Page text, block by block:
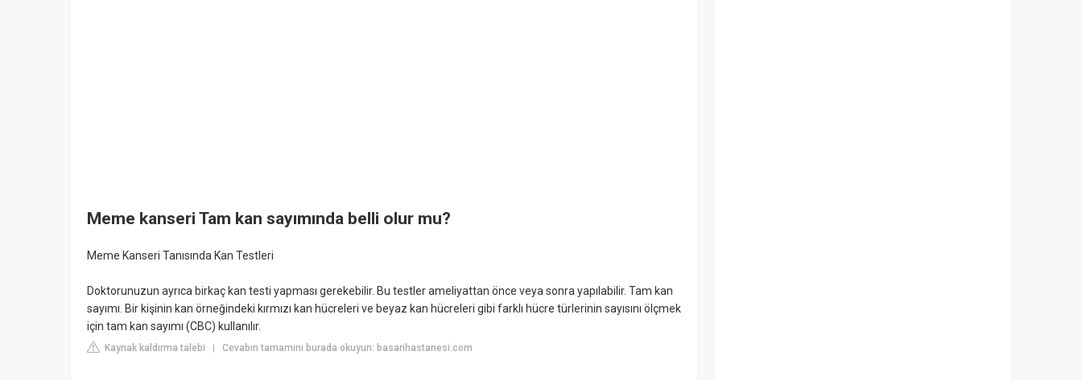
Meme kanseri Tam kan sayımında belli olur mu?
Meme Kanseri Tanısında Kan Testleri
Doktorunuzun ayrıca birkaç kan testi yapması gerekebilir. Bu testler ameliyattan önce veya sonra yapılabilir. Tam kan
sayımı. Bir kişinin kan örneğindeki kırmızı kan hücreleri ve beyaz kan hücreleri gibi farklı hücre türlerinin sayısını ölçmek
için tam kan sayımı (CBC) kullanılır.
Kaynak kaldırma talebi | Cevabın tamamını burada okuyun: basarihastanesi.com